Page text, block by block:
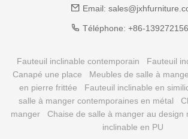
Email:
Téléphone: +86-
Fauteuil inclinable contemporain
Fauteuil
Canapé une place
Meubles de salle à
en pierre frittée
Fauteuil inclinable en
salle à manger contemporaines en métal
manger
Chaise de salle à manger au design
inclinable en PU